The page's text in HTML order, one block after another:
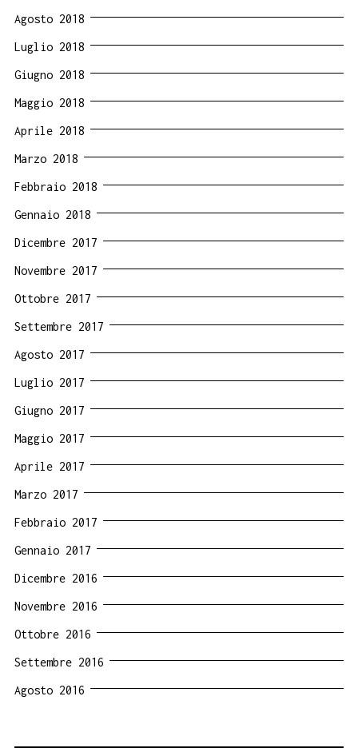
Agosto 2018
Luglio 2018
Giugno 2018
Maggio 2018
Aprile 2018
Marzo 2018
Febbraio 2018
Gennaio 2018
Dicembre 2017
Novembre 2017
Ottobre 2017
Settembre 2017
Agosto 2017
Luglio 2017
Giugno 2017
Maggio 2017
Aprile 2017
Marzo 2017
Febbraio 2017
Gennaio 2017
Dicembre 2016
Novembre 2016
Ottobre 2016
Settembre 2016
Agosto 2016